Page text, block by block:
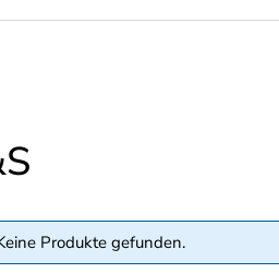
Produkte gefunden.